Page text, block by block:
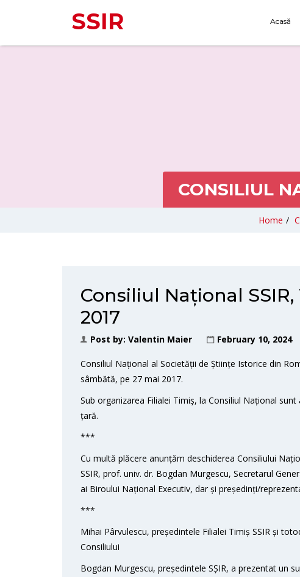
SSIR Acasă
CONSILIUL
Home /
Consiliul Național
2017
Post by: Valentin Maier February 10, 2024
Consiliul Național al Societății de Științe Istorice din
sâmbătă, pe 27 mai 2017.
Sub organizarea Filialei Timiș, la Consiliul Național
țară.
***
Cu multă plăcere anunțăm deschiderea Consiliului
SSIR, prof. univ. dr. Bogdan Murgescu, Secretarul
ai Biroului Național Executiv, dar și președinți/
***
Mihai Pârvulescu, președintele Filialei Timiș SSIR și
Consiliului
Bogdan Murgescu, președintele SȘIR, a prezentat un